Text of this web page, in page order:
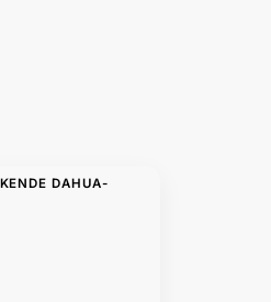
DAHUA-